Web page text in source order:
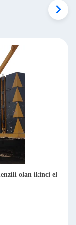
olan ikinci el